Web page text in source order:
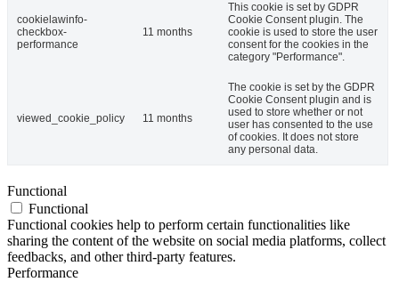
cookielawinfo-
checkbox-
performance
11 months
This cookie is set by GDPR
Cookie Consent plugin. The
cookie is used to store the user
consent for the cookies in the
category "Performance".
viewed_cookie_policy 11 months
The cookie is set by the GDPR
Cookie Consent plugin and is
used to store whether or not
user has consented to the use
of cookies. It does not store
any personal data.
Functional
Functional
Functional cookies help to perform certain functionalities like
sharing the content of the website on social media platforms, collect
feedbacks, and other third-party features.
Performance